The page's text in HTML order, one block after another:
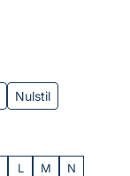
Nulstil
L M
N